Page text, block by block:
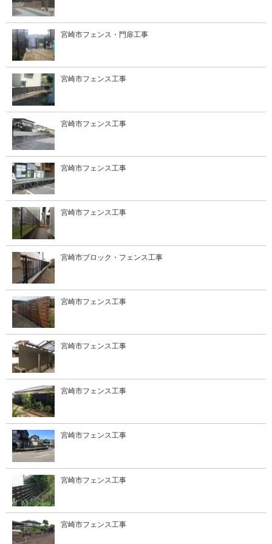
宮崎市フェンス・門扉工事
宮崎市フェンス工事
宮崎市フェンス工事
宮崎市フェンス工事
宮崎市フェンス工事
宮崎市ブロック・フェンス工事
宮崎市フェンス工事
宮崎市フェンス工事
宮崎市フェンス工事
宮崎市フェンス工事
宮崎市フェンス工事
宮崎市フェンス工事